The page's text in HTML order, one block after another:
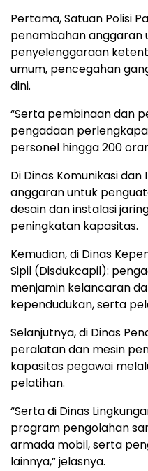
Pertama, Satuan Polisi
penambahan anggaran
penyelenggaraan
umum, pencegahan
dini.
“Serta pembinaan dan
pengadaan
personel hingga 200
Di Dinas Komunikasi
anggaran untuk
desain dan instalasi
peningkatan kapasitas.
Kemudian, di Dinas
Sipil (Disdukcapil):
menjamin kelancaran
kependudukan, serta
Selanjutnya, di Dinas
peralatan dan mesin
kapasitas pegawai
pelatihan.
“Serta di Dinas
program pengolahan
armada mobil, serta
lainnya,” jelasnya.